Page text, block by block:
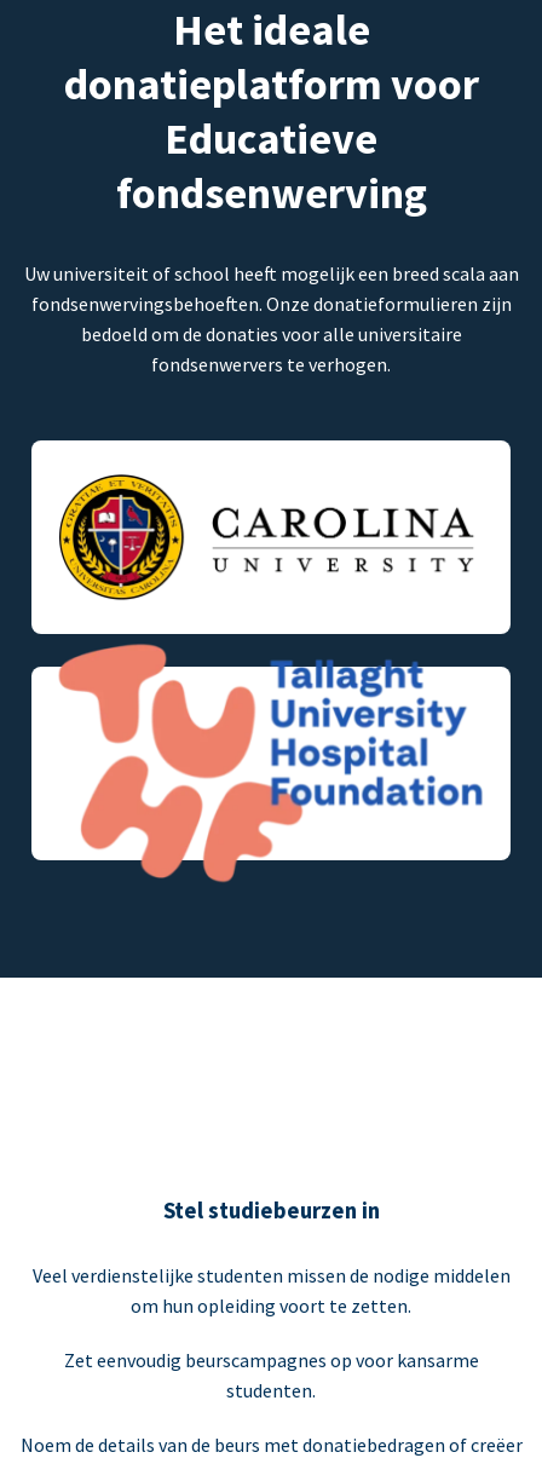
Het ideale
donatieplatform voor
Educatieve
fondsenwerving
Uw universiteit of school heeft mogelijk een breed scala aan
fondsenwervingsbehoeften. Onze donatieformulieren zijn
bedoeld om de donaties voor alle universitaire
fondsenwervers te verhogen.
Stel studiebeurzen in
Veel verdienstelijke studenten missen de nodige middelen
om hun opleiding voort te zetten.
Zet eenvoudig beurscampagnes op voor kansarme
studenten.
Noem de details van de beurs met donatiebedragen of creëer